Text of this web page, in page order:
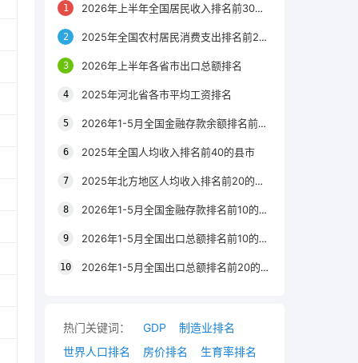
2026年上半年全国居民收入排名前30的区县
2025年全国农村居民消费支出排名前20的城市
2026年上半年各省市出口总额排名
2025年河北省各市平均工资排名
2026年1-5月全国金融存款余额排名前20的城市
2025年全国人均收入排名前40的县市
2025年北方地区人均收入排名前20的城市
2026年1-5月全国金融存款排名前10的省份
2026年1-5月全国出口总额排名前10的省市
2026年1-5月全国出口总额排名前20的城市
热门关键词： GDP
制造业排名
世界人口排名
房价排名 生育率排名